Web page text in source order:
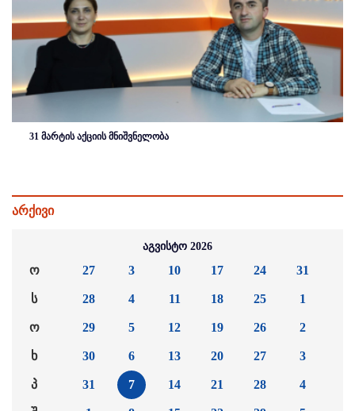
31 მარტის აქციის მნიშვნელობა
არქივი
აგვისტო 2026
ო
ს
ო
ხ
პ
27
28
29
30
31
3
4
5
6
7
10
11
12
13
14
17
18
19
20
21
24
25
26
27
28
31
1
2
3
4